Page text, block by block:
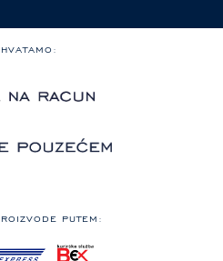
PUTEM: